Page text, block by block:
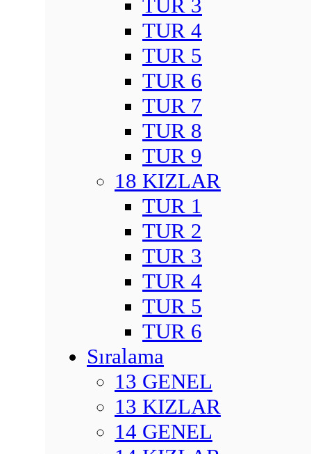
TUR 3
TUR 4
TUR 5
TUR 6
TUR 7
TUR 8
TUR 9
18 KIZLAR
TUR 1
TUR 2
TUR 3
TUR 4
TUR 5
TUR 6
Sıralama
13 GENEL
13 KIZLAR
14 GENEL